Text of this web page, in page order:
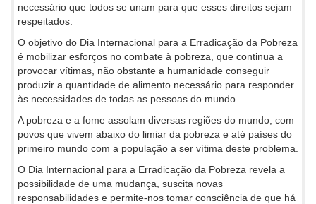
necessário que todos se unam para que esses direitos sejam
respeitados.
O objetivo do Dia Internacional para a Erradicação da Pobreza
é mobilizar esforços no combate à pobreza, que continua a
provocar vítimas, não obstante a humanidade conseguir
produzir a quantidade de alimento necessário para responder
às necessidades de todas as pessoas do mundo.
A pobreza e a fome assolam diversas regiões do mundo, com
povos que vivem abaixo do limiar da pobreza e até países do
primeiro mundo com a população a ser vítima deste problema.
O Dia Internacional para a Erradicação da Pobreza revela a
possibilidade de uma mudança, suscita novas
responsabilidades e permite-nos tomar consciência de que há